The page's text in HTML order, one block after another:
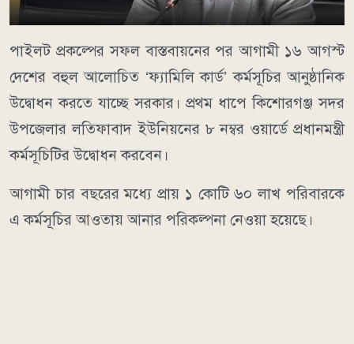
পাইলট প্রকল্পের সফল বাস্তবায়নের পর আগামী ১৬ আগস্ট
দেশের বহুল আলোচিত ‘ফ্যামিলি কার্ড’ কর্মসূচির আনুষ্ঠানিক
উদ্বোধন করতে যাচ্ছে সরকার। প্রথম ধাপে কিশোরগঞ্জ সদর
উপজেলার লতিফাবাদ ইউনিয়নের ৮ নম্বর ওয়ার্ডে প্রধানমন্ত্রী
কর্মসূচিটির উদ্বোধন করবেন।
আগামী চার বছরের মধ্যে প্রায় ১ কোটি ৬০ লাখ পরিবারকে
এ কর্মসূচির আওতায় আনার পরিকল্পনা নেওয়া হয়েছে।